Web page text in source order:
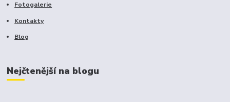
Fotogalerie
Kontakty
Blog
Nejčtenější na blogu